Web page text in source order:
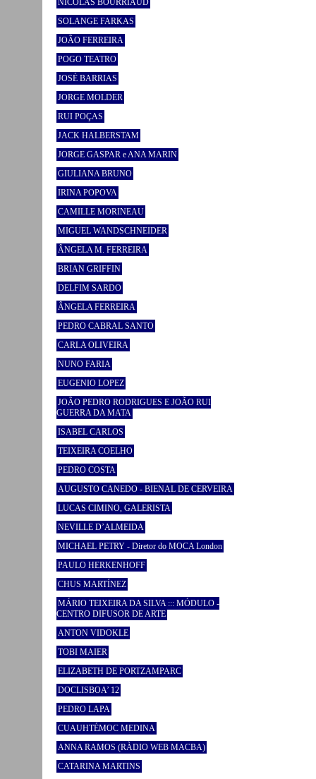
NICOLAS BOURRIAUD
SOLANGE FARKAS
JOÃO FERREIRA
POGO TEATRO
JOSÉ BARRIAS
JORGE MOLDER
RUI POÇAS
JACK HALBERSTAM
JORGE GASPAR e ANA MARIN
GIULIANA BRUNO
IRINA POPOVA
CAMILLE MORINEAU
MIGUEL WANDSCHNEIDER
ÂNGELA M. FERREIRA
BRIAN GRIFFIN
DELFIM SARDO
ÂNGELA FERREIRA
PEDRO CABRAL SANTO
CARLA OLIVEIRA
NUNO FARIA
EUGENIO LOPEZ
JOÃO PEDRO RODRIGUES E JOÃO RUI
GUERRA DA MATA
ISABEL CARLOS
TEIXEIRA COELHO
PEDRO COSTA
AUGUSTO CANEDO - BIENAL DE CERVEIRA
LUCAS CIMINO, GALERISTA
NEVILLE D’ALMEIDA
MICHAEL PETRY - Diretor do MOCA London
PAULO HERKENHOFF
CHUS MARTÍNEZ
MÁRIO TEIXEIRA DA SILVA ::: MÓDULO -
CENTRO DIFUSOR DE ARTE
ANTON VIDOKLE
TOBI MAIER
ELIZABETH DE PORTZAMPARC
DOCLISBOA’ 12
PEDRO LAPA
CUAUHTÉMOC MEDINA
ANNA RAMOS (RÀDIO WEB MACBA)
CATARINA MARTINS